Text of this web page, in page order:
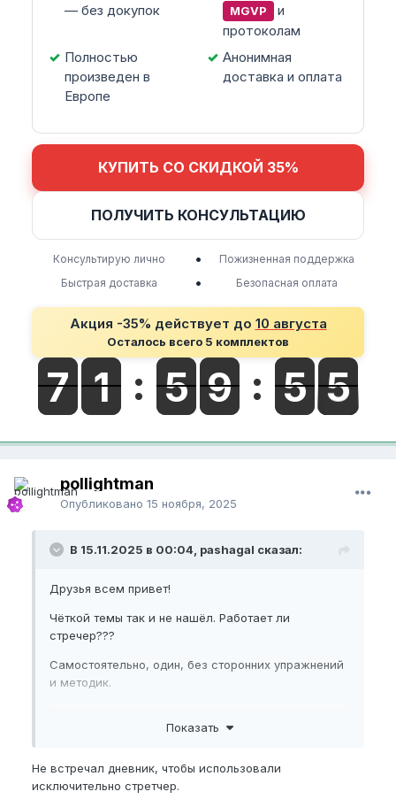
— без докупок
MGVP
и
протоколам
Полностью
произведен в
Европе
Анонимная
доставка и оплата
КУПИТЬ СО СКИДКОЙ 35%
ПОЛУЧИТЬ КОНСУЛЬТАЦИЮ
Консультирую лично •
Пожизненная поддержка
Быстрая доставка
• Безопасная оплата
Акция -35% действует до 10 августа
Осталось всего 5 комплектов
pollightman
Опубликовано 15 ноября, 2025
В 15.11.2025 в 00:04, pashagal сказал:
Друзья всем привет!
Чёткой темы так и не нашёл. Работает ли
стречер???
Самостоятельно, один, без сторонних упражнений
и методик.
Показать
Не встречал дневник, чтобы использовали
исключительно стретчер.